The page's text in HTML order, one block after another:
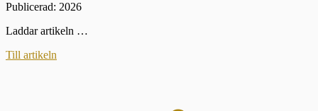
Publicerad: 2026
Laddar artikeln …
Till artikeln